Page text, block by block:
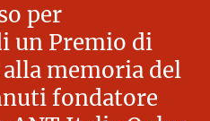
per
un Premio di
memoria del
fondatore